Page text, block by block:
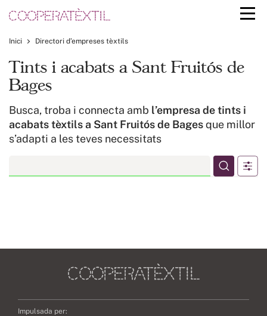
Inici Directori d’empreses tèxtils
Tints i acabats a Sant Fruitós de
Bages
Busca, troba i connecta amb l’empresa de tints i
acabats tèxtils a Sant Fruitós de Bagesque millor
s’adapti a les teves necessitats
Impulsada per: